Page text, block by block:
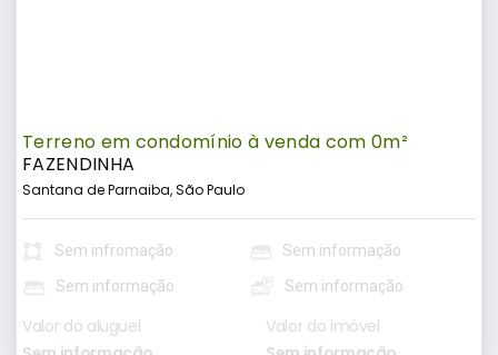
Terreno em condomínio à venda com 0m²
FAZENDINHA
Santana de Parnaiba, São Paulo
Sem infromação
Sem informação
Sem informação
Sem informação
Valor do aluguel
Valor do imóvel